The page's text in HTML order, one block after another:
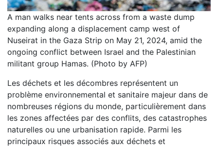
A man walks near tents across from a waste dump
expanding along a displacement camp west of
Nuseirat in the Gaza Strip on May 21, 2024, amid the
ongoing conflict between Israel and the Palestinian
militant group Hamas. (Photo by AFP)
Les déchets et les décombres représentent un
problème environnemental et sanitaire majeur dans de
nombreuses régions du monde, particulièrement dans
les zones affectées par des conflits, des catastrophes
naturelles ou une urbanisation rapide. Parmi les
principaux risques associés aux déchets et